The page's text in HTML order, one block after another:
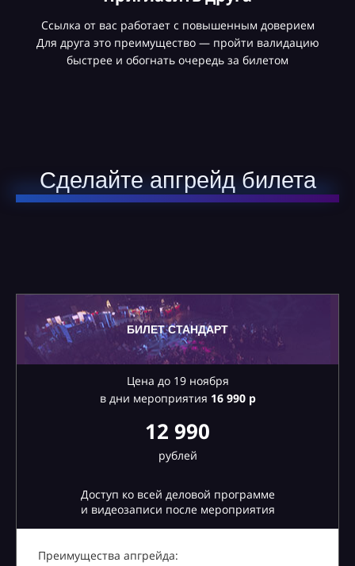
Ссылка от вас работает с повышенным доверием
Для друга это преимущество — пройти валидацию
быстрее и обогнать очередь за билетом
Сделайте апгрейд билета
БИЛЕТ СТАНДАРТ
Цена до 19 ноября
в дни мероприятия 16990 р
12 990
рублей
Доступ ко всей деловой программе
и видеозаписи после мероприятия
Преимущества апгрейда: